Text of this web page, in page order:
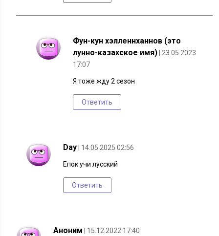
Фун-кун хэлленнханнов (это
лунно-казахское имя)
| 23.05.2023
17:07
Я тоже жду 2 сезон
Ответить
Day | 14.05.2025 02:56
Епок учи лусский
Ответить
Аноним | 15.12.2022 17:40